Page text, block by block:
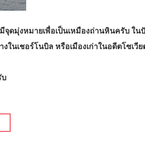
จุดมุ่งหมายเพื่อเป็นเหมืองถ่านหินครับ ใ
นเชอร์โนบิล หรือเมืองเก่าในอดีตโซเวี
บ